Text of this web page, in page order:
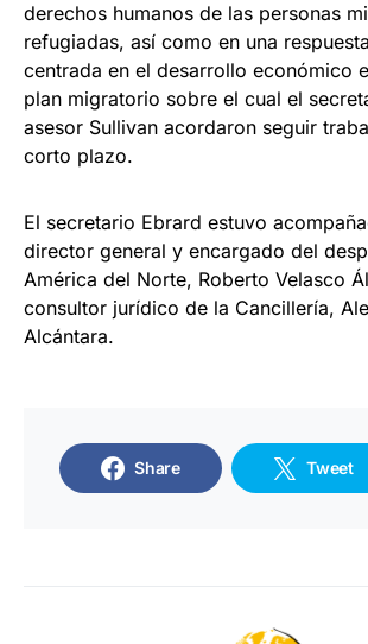
derechos humanos de las personas
refugiadas, así como en una
centrada en el desarrollo económico
plan migratorio sobre el cual el
asesor Sullivan acordaron seguir
corto plazo.
El secretario Ebrard estuvo
director general y encargado del
América del Norte, Roberto Velasco
consultor jurídico de la Cancillería,
Alcántara.
Share Tweet